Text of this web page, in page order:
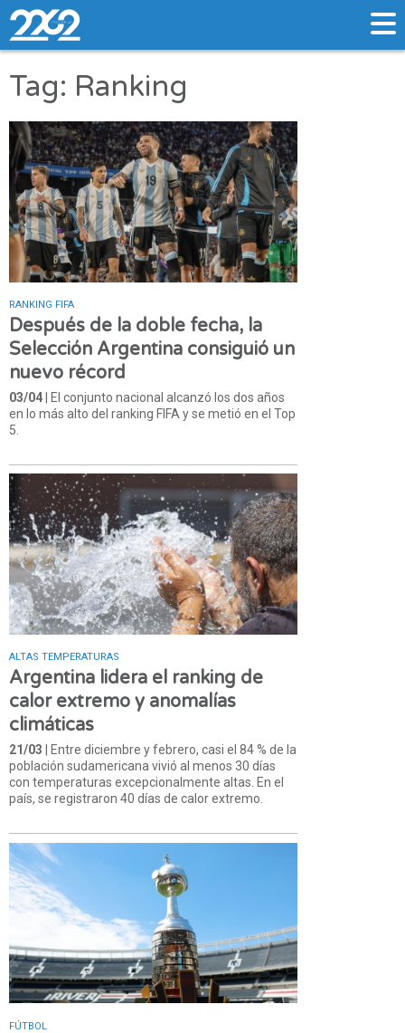
Tag: Ranking
RANKING FIFA
Después de la doble fecha, la
Selección Argentina consiguió un
nuevo récord
03/04 | El conjunto nacional alcanzó los dos años
en lo más alto del ranking FIFA y se metió en el Top
5.
ALTAS TEMPERATURAS
Argentina lidera el ranking de
calor extremo y anomalías
climáticas
21/03 | Entre diciembre y febrero, casi el 84 % de la
población sudamericana vivió al menos 30 días
con temperaturas excepcionalmente altas. En el
país, se registraron 40 días de calor extremo.
FÚTBOL